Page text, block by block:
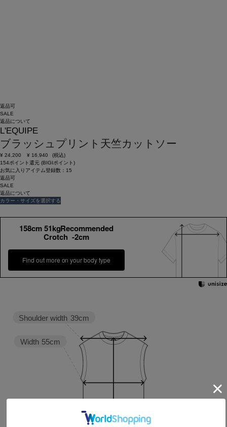
返品可
SALE
返品について
L'EQUIPE
ブラッシュプリント天竺カットソー
¥ 24,200 ¥ 16,940
(税込)
154ポイント還元 (BIGIポイント)
お気に入りアイテム登録数： 15
返品可
SALE
返品について
カラー・サイズを選択する
158cm 51kgRecommended
Crotch -2cm
Find out more on your body type
Width 55cm
Shoulder width 39cm